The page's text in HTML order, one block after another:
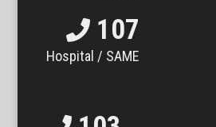
107
Hospital / SAME